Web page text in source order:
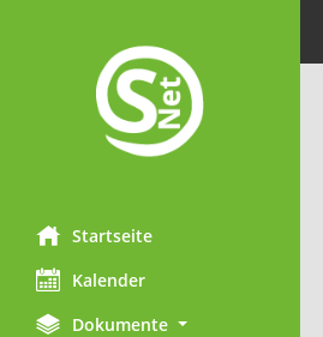
Startseite
Kalender
Dokumente